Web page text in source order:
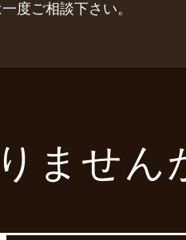
度ご相談下さい。
ません